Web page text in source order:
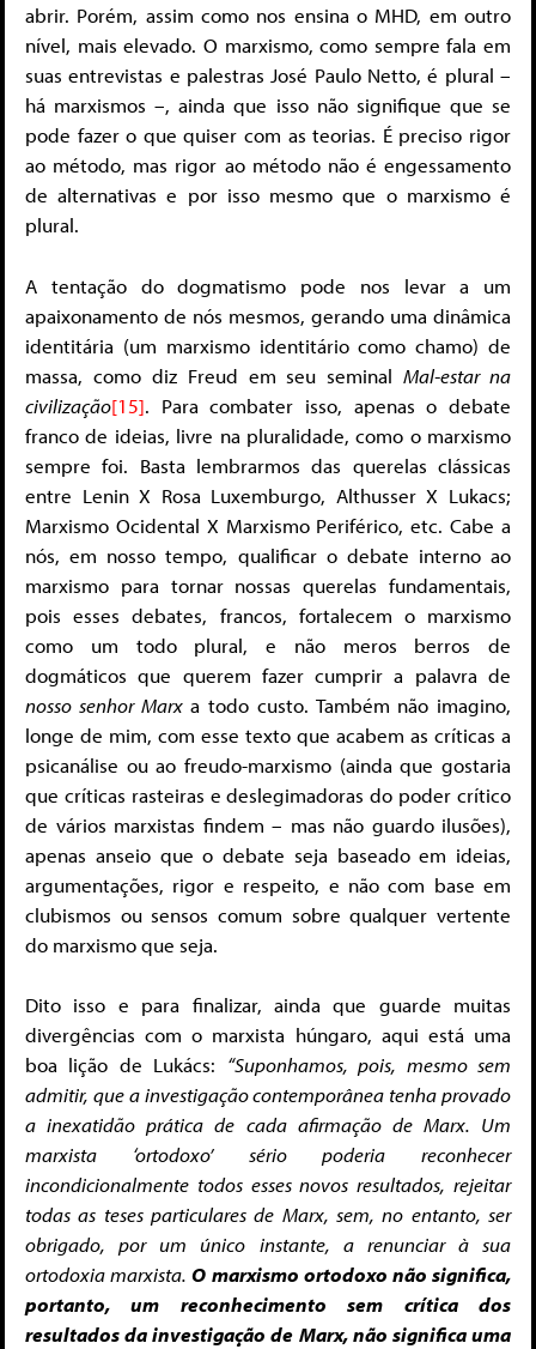
abrir. Porém, assim como nos ensina o MHD, em outro
nível, mais elevado. O marxismo, como sempre fala em
suas entrevistas e palestras José Paulo Netto, é plural –
há marxismos –, ainda que isso não signifique que se
pode fazer o que quiser com as teorias. É preciso rigor
ao método, mas rigor ao método não é engessamento
de alternativas e por isso mesmo que o marxismo é
plural.
A tentação do dogmatismo pode nos levar a um
apaixonamento de nós mesmos, gerando uma dinâmica
identitária (um marxismo identitário como chamo) de
massa, como diz Freud em seu seminalMal-estar na
civilização[15]. Para combater isso, apenas o debate
franco de ideias, livre na pluralidade, como o marxismo
sempre foi. Basta lembrarmos das querelas clássicas
entre Lenin X Rosa Luxemburgo, Althusser X Lukacs;
Marxismo Ocidental X Marxismo Periférico, etc. Cabe a
nós, em nosso tempo, qualificar o debate interno ao
marxismo para tornar nossas querelas fundamentais,
pois esses debates, francos, fortalecem o marxismo
como um todo plural, e não meros berros de
dogmáticos que querem fazer cumprir a palavra de
nosso senhor Marxa todo custo. Também não imagino,
longe de mim, com esse texto que acabem as críticas a
psicanálise ou ao freudo-marxismo (ainda que gostaria
que críticas rasteiras e deslegimadoras do poder crítico
de vários marxistas findem – mas não guardo ilusões),
apenas anseio que o debate seja baseado em ideias,
argumentações, rigor e respeito, e não com base em
clubismos ou sensos comum sobre qualquer vertente
do marxismo que seja.
Dito isso e para finalizar, ainda que guarde muitas
divergências com o marxista húngaro, aqui está uma
boa lição de Lukács: “Suponhamos, pois, mesmo sem
admitir, que a investigação contemporânea tenha provado
a inexatidão prática de cada afirmação de Marx. Um
marxista ‘ortodoxo’ sério poderia reconhecer
incondicionalmente todos esses novos resultados, rejeitar
todas as teses particulares de Marx, sem, no entanto, ser
obrigado, por um único instante, a renunciar à sua
ortodoxia marxista.O marxismo ortodoxo não significa,
portanto, um reconhecimento sem crítica dos
resultados da investigação de Marx, não significa uma